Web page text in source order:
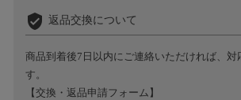
verified_user 返品交換について
商品到着後7日以内にご連絡いただければ、対
す。
【交換・返品申請フォーム】